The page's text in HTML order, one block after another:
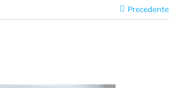
Precedente